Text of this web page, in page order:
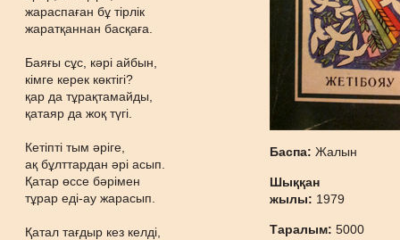
жараспаған бұ тірлік
жаратқаннан басқаға.
Баяғы сұс, кәрі айбын,
кімге керек көктігі?
қар да тұрақтамайды,
қатаяр да жоқ түгі.
Кетіпті тым әріге,
ақ бұлттардан әрі асып.
Қатар өссе бәрімен
тұрар еді-ау жарасып.
Қатал тағдыр кез келді,
Баспа:Жалын
Шыққан
жылы: 1979
Таралым:5000